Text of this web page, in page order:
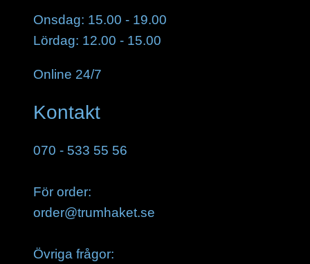
Onsdag: 15.00 - 19.00
Lördag: 12.00 - 15.00
Online 24/7
Kontakt
070 - 533 55 56
För order:
order@trumhaket.se
Övriga frågor: